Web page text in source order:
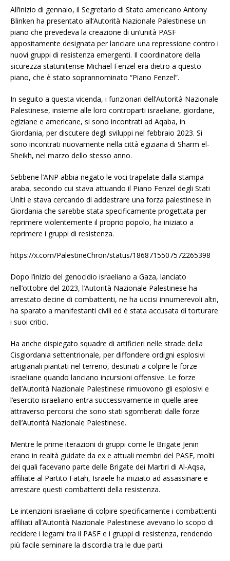
All’inizio di gennaio, il Segretario di Stato americano Antony
Blinken ha presentato all’Autorità Nazionale Palestinese un
piano che prevedeva la creazione di un’unità PASF
appositamente designata per lanciare una repressione contro i
nuovi gruppi di resistenza emergenti. Il coordinatore della
sicurezza statunitense Michael Fenzel era dietro a questo
piano, che è stato soprannominato “Piano Fenzel”.
In seguito a questa vicenda, i funzionari dell’Autorità Nazionale
Palestinese, insieme alle loro controparti israeliane, giordane,
egiziane e americane, si sono incontrati ad Aqaba, in
Giordania, per discutere degli sviluppi nel febbraio 2023. Si
sono incontrati nuovamente nella città egiziana di Sharm el-
Sheikh, nel marzo dello stesso anno.
Sebbene l’ANP abbia negato le voci trapelate dalla stampa
araba, secondo cui stava attuando il Piano Fenzel degli Stati
Uniti e stava cercando di addestrare una forza palestinese in
Giordania che sarebbe stata specificamente progettata per
reprimere violentemente il proprio popolo, ha iniziato a
reprimere i gruppi di resistenza.
https://x.com/PalestineChron/status/1868715507572265398
Dopo l’inizio del genocidio israeliano a Gaza, lanciato
nell’ottobre del 2023, l’Autorità Nazionale Palestinese ha
arrestato decine di combattenti, ne ha uccisi innumerevoli altri,
ha sparato a manifestanti civili ed è stata accusata di torturare
i suoi critici.
Ha anche dispiegato squadre di artificieri nelle strade della
Cisgiordania settentrionale, per diffondere ordigni esplosivi
artigianali piantati nel terreno, destinati a colpire le forze
israeliane quando lanciano incursioni offensive. Le forze
dell’Autorità Nazionale Palestinese rimuovono gli esplosivi e
l’esercito israeliano entra successivamente in quelle aree
attraverso percorsi che sono stati sgomberati dalle forze
dell’Autorità Nazionale Palestinese.
Mentre le prime iterazioni di gruppi come le Brigate Jenin
erano in realtà guidate da ex e attuali membri del PASF, molti
dei quali facevano parte delle Brigate dei Martiri di Al-Aqsa,
affiliate al Partito Fatah, Israele ha iniziato ad assassinare e
arrestare questi combattenti della resistenza.
Le intenzioni israeliane di colpire specificamente i combattenti
affiliati all’Autorità Nazionale Palestinese avevano lo scopo di
recidere i legami tra il PASF e i gruppi di resistenza, rendendo
più facile seminare la discordia tra le due parti.